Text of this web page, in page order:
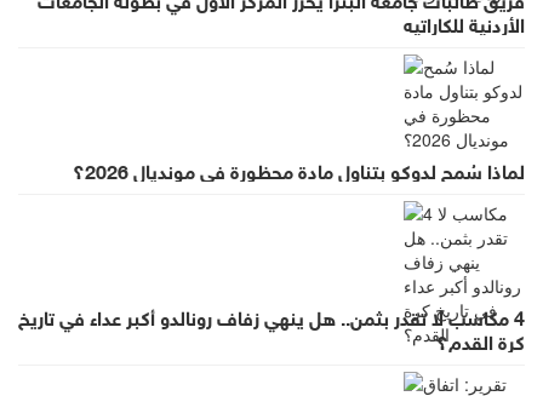
الأردنية للكاراتيه
لماذا سُمح لدوكو بتناول مادة محظورة في مونديال 2026؟
4 مكاسب لا تقدر بثمن.. هل ينهي زفاف رونالدو أكبر عداء في تاريخ
كرة القدم؟